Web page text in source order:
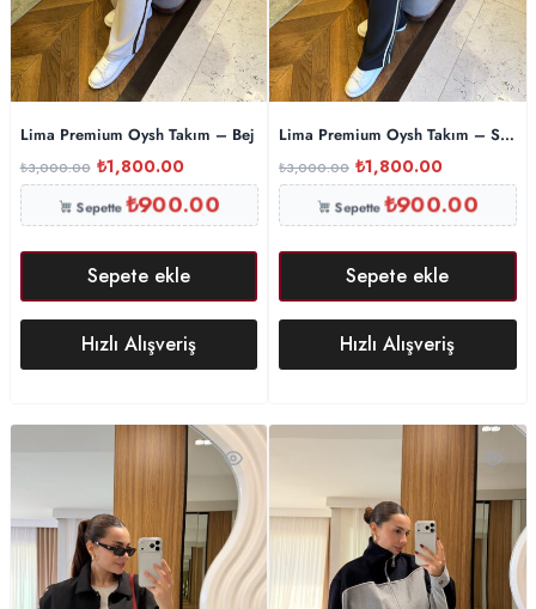
Lima Premium Oysh Takım – Bej
₺3,000.00 ₺1,800.00
Sepette₺900.00
Sepete ekle
Hızlı Alışveriş
Lima Premium Oysh Takım – Siyah
₺3,000.00 ₺1,800.00
Sepette₺900.00
Sepete ekle
Hızlı Alışveriş